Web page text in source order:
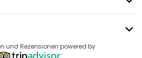
und Rezensionen powered by